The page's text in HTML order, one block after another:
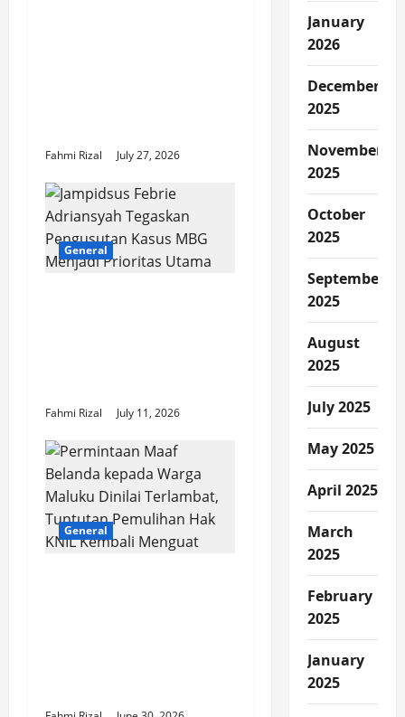
Fahmi Rizal July 27, 2026
General
Fahmi Rizal July 11, 2026
General
January
2026
December
2025
November
2025
October
2025
September
2025
August
2025
July 2025
May 2025
April 2025
March
2025
February
2025
January
2025